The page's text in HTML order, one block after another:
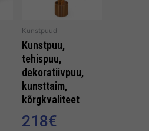
Kunstpuud
Kunstpuu,
tehispuu,
dekoratiivpuu,
kunsttaim,
kõrgkvaliteet
218€